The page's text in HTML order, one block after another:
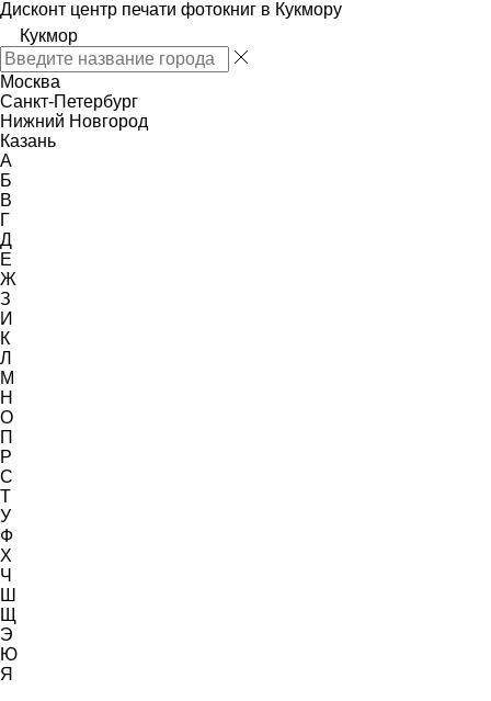
Дисконт центр печати фотокниг в Кукмору
Кукмор
Москва
Санкт-Петербург
Нижний Новгород
Казань
А
Б
В
Г
Д
Е
Ж
З
И
К
Л
М
Н
О
П
Р
С
Т
У
Ф
Х
Ч
Ш
Щ
Э
Ю
Я